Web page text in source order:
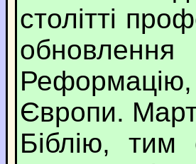
столітті
Європи.
Біблію,